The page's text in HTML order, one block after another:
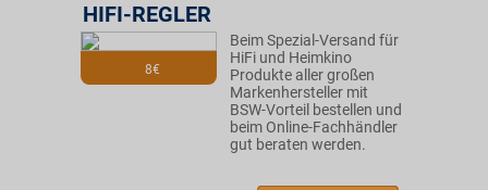
8€
HIFI-REGLER
Beim Spezial-Versand für
HiFi und Heimkino
Produkte aller großen
Markenhersteller mit
BSW-Vorteil bestellen und
beim Online-Fachhändler
gut beraten werden.